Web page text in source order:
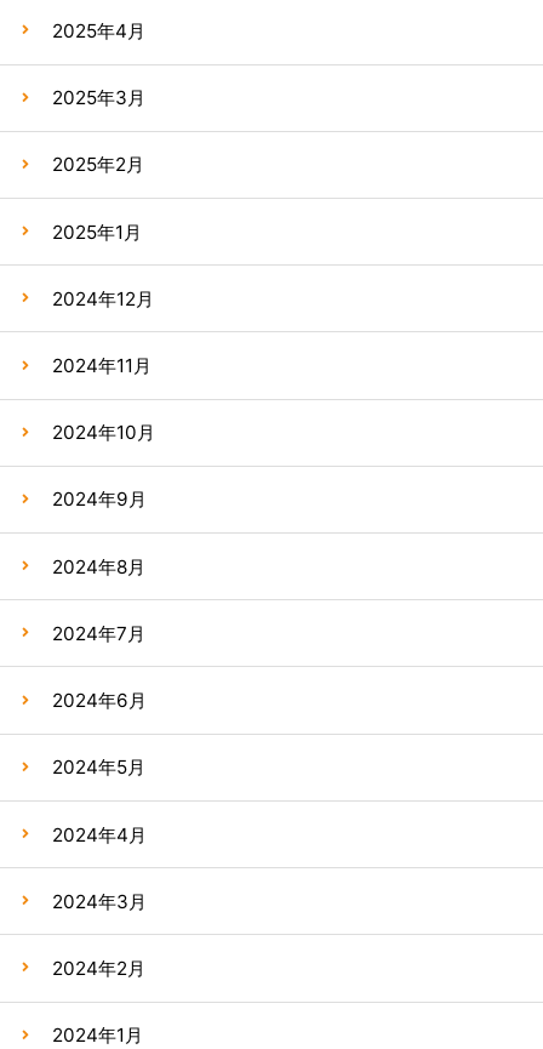
2025年4月
2025年3月
2025年2月
2025年1月
2024年12月
2024年11月
2024年10月
2024年9月
2024年8月
2024年7月
2024年6月
2024年5月
2024年4月
2024年3月
2024年2月
2024年1月